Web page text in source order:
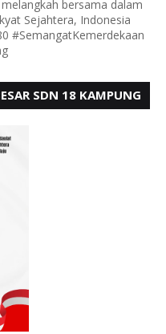
bersama dalam
Sejahtera, Indonesia
#SemangatKemerdekaan
SDN 18 KAMPUNG